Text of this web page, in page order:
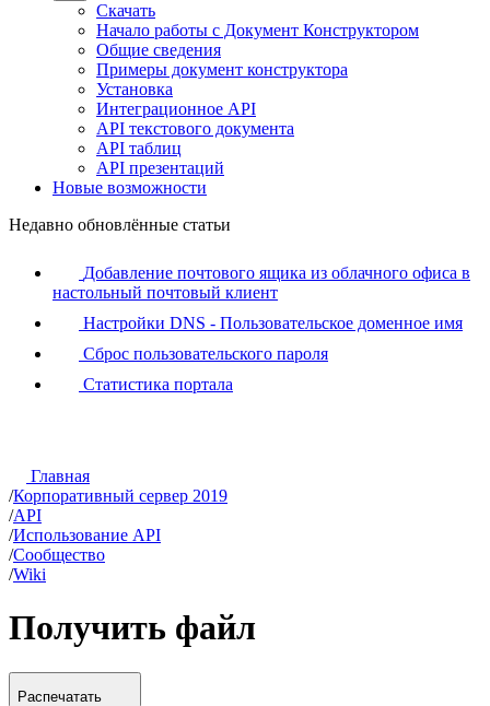
Скачать
Начало работы с Документ Конструктором
Общие сведения
Примеры документ конструктора
Установка
Интеграционное API
API текстового документа
API таблиц
API презентаций
Новые возможности
Недавно обновлённые статьи
Добавление почтового ящика из облачного офиса в
настольный почтовый клиент
Настройки DNS - Пользовательское доменное имя
Сброс пользовательского пароля
Статистика портала
Главная
/Корпоративный сервер 2019
/API
/Использование API
/Сообщество
/Wiki
Получить файл
Распечатать